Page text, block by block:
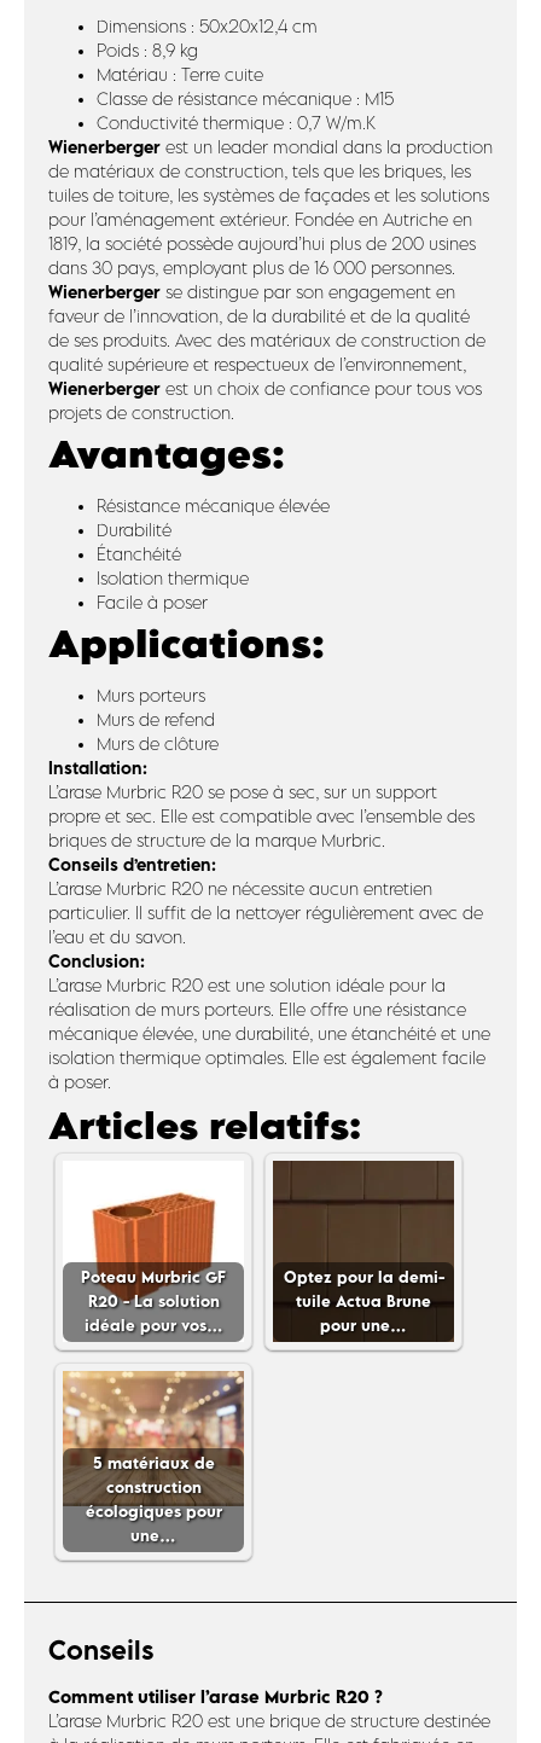
Dimensions : 50x20x12,4 cm
Poids : 8,9 kg
Matériau : Terre cuite
Classe de résistance mécanique : M15
Conductivité thermique : 0,7 W/m.K
Wienerberger est un leader mondial dans la production
de matériaux de construction, tels que les briques, les
tuiles de toiture, les systèmes de façades et les solutions
pour l’aménagement extérieur. Fondée en Autriche en
1819, la société possède aujourd’hui plus de 200 usines
dans 30 pays, employant plus de 16 000 personnes.
Wienerberger se distingue par son engagement en
faveur de l’innovation, de la durabilité et de la qualité
de ses produits. Avec des matériaux de construction de
qualité supérieure et respectueux de l’environnement,
Wienerberger est un choix de confiance pour tous vos
projets de construction.
Avantages:
Résistance mécanique élevée
Durabilité
Étanchéité
Isolation thermique
Facile à poser
Applications:
Murs porteurs
Murs de refend
Murs de clôture
Installation:
L’arase Murbric R20 se pose à sec, sur un support
propre et sec. Elle est compatible avec l’ensemble des
briques de structure de la marque Murbric.
Conseils d’entretien:
L’arase Murbric R20 ne nécessite aucun entretien
particulier. Il suffit de la nettoyer régulièrement avec de
l’eau et du savon.
Conclusion:
L’arase Murbric R20 est une solution idéale pour la
réalisation de murs porteurs. Elle offre une résistance
mécanique élevée, une durabilité, une étanchéité et une
isolation thermique optimales. Elle est également facile
à poser.
Articles relatifs:
Poteau Murbric GF
R20 - La solution
idéale pour vos…
Optez pour la demi-
tuile Actua Brune
pour une…
5 matériaux de
construction
écologiques pour
une…
Conseils
Comment utiliser l’arase Murbric R20 ?
L’arase Murbric R20 est une brique de structure destinée